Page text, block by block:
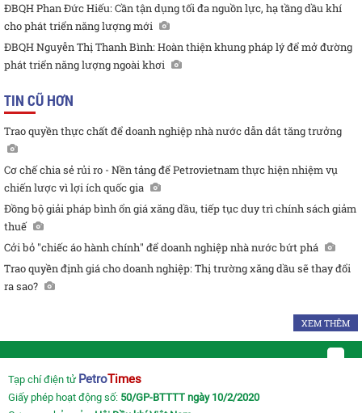
ĐBQH Phan Đức Hiếu: Cần tận dụng tối đa nguồn lực, hạ tầng dầu khí
cho phát triển năng lượng mới
ĐBQH Nguyễn Thị Thanh Bình: Hoàn thiện khung pháp lý để mở đường
phát triển năng lượng ngoài khơi
TIN CŨ HƠN
Trao quyền thực chất để doanh nghiệp nhà nước dẫn dắt tăng trưởng
Cơ chế chia sẻ rủi ro - Nền tảng để Petrovietnam thực hiện nhiệm vụ
chiến lược vì lợi ích quốc gia
Đồng bộ giải pháp bình ổn giá xăng dầu, tiếp tục duy trì chính sách giảm
thuế
Cởi bỏ "chiếc áo hành chính" để doanh nghiệp nhà nước bứt phá
Trao quyền định giá cho doanh nghiệp: Thị trường xăng dầu sẽ thay đổi
ra sao?
XEM THÊM
Tạp chí điện tử PetroTimes
Giấy phép hoạt động số: 50/GP-BTTTT ngày 10/2/2020